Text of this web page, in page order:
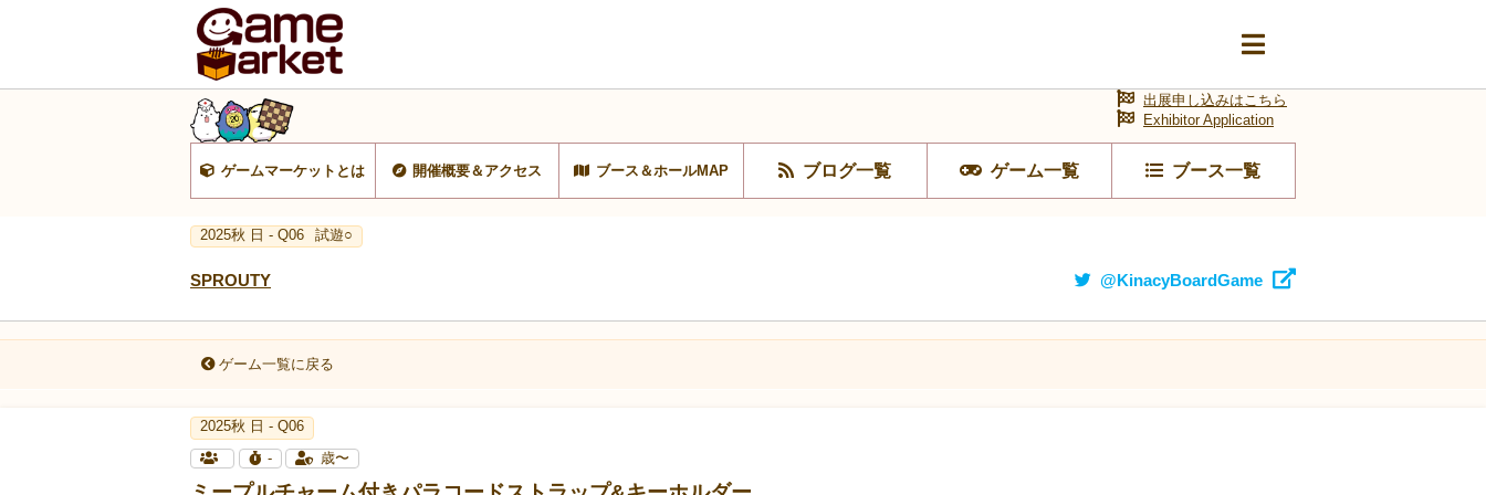
ゲームマーケットとは 開催概要＆アクセス ブース＆ホールMAP ブログ一覧 ゲーム一覧 ブース一覧
出展申し込みはこちら
Exhibitor Application
2025秋 日 - Q06 試遊○
SPROUTY @KinacyBoardGame
ゲーム一覧に戻る
2025秋 日 - Q06
-
歳〜